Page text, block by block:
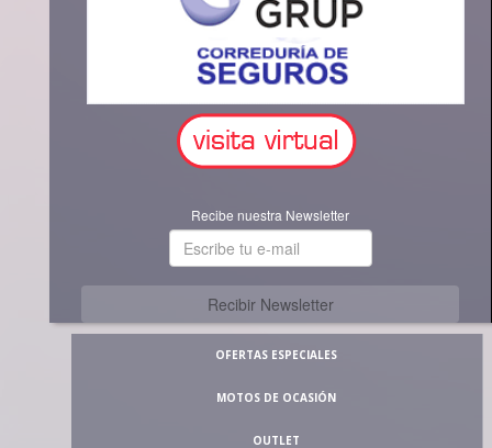
Recibe nuestra Newsletter
OFERTAS ESPECIALES
MOTOS DE OCASIÓN
OUTLET